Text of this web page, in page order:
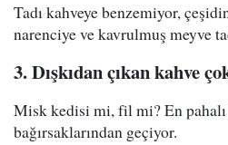
Tadı kahveye benzemiyor,
narenciye ve kavrulmuş meyve
3. Dışkıdan çıkan kahve
Misk kedisi mi, fil mi? En
bağırsaklarından geçiyor.